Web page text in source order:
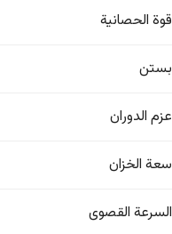
قوة الحصانية
بستن
عزم الدوران
سعة الخزان
السرعة القصوى